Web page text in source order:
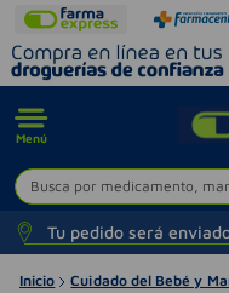
Menú
Busca por medicamento,
Tu pedido será
Inicio Cuidado del Bebé y